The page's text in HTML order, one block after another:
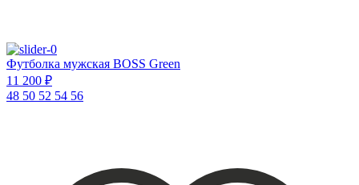
Футболка мужская BOSS Green
11 200 ₽
48 50 52 54 56